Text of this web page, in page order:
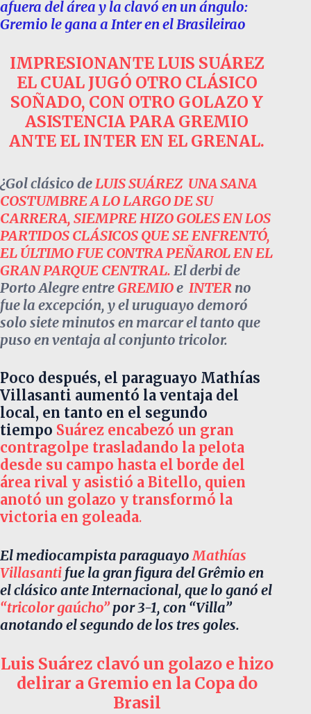
afuera del área y la clavó en un ángulo:
Gremio le gana a Inter en el Brasileirao
IMPRESIONANTE LUIS SUÁREZ
EL CUAL JUGÓ OTRO CLÁSICO
SOÑADO, CON OTRO GOLAZO Y
ASISTENCIA PARA GREMIO
ANTE EL INTER EN EL GRENAL.
¿Gol clásico deLUIS SUÁREZ UNA SANA
COSTUMBRE A LO LARGO DE SU
CARRERA, SIEMPRE HIZO GOLES EN LOS
PARTIDOS CLÁSICOS QUE SE ENFRENTÓ,
EL ÚLTIMO FUE CONTRA PEÑAROL EN EL
GRAN PARQUE CENTRAL. El derbi de
Porto Alegre entreGREMIOe INTER no
fue la excepción, y el uruguayo demoró
solo siete minutos en marcar el tanto que
puso en ventaja al conjunto tricolor.
Poco después, el paraguayo Mathías
Villasanti aumentó la ventaja del
local, en tanto en el segundo
tiempo Suárez encabezó un gran
contragolpe trasladando la pelota
desde su campo hasta el borde del
área rival y asistió a Bitello, quien
anotó un golazo y transformó la
victoria en goleada.
El mediocampista paraguayoMathías
Villasanti fue la gran figura del Grêmio en
el clásico ante Internacional, que lo ganó el
“tricolor gaúcho”por 3-1, con “Villa”
anotando el segundo de los tres goles.
Luis Suárez clavó un golazo e hizo
delirar a Gremio en la Copa do
Brasil